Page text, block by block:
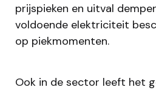
prijspieken en uitval
voldoende elektriciteit
op piekmomenten.
Ook in de sector leeft het